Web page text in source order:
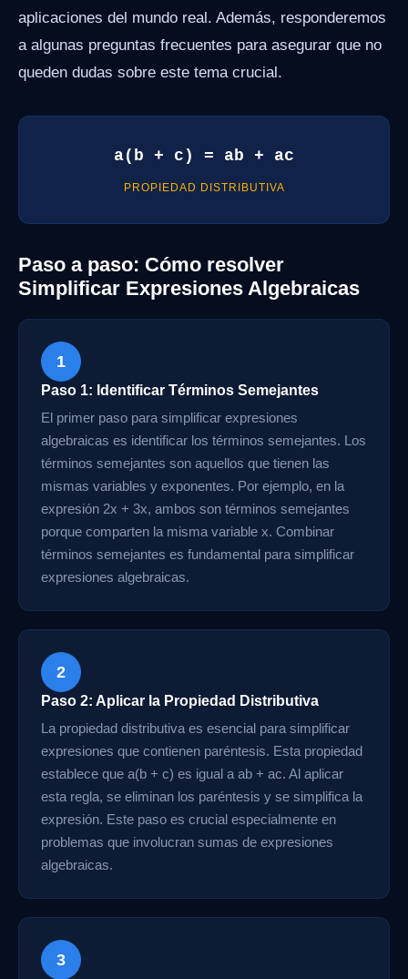
aplicaciones del mundo real. Además, responderemos
a algunas preguntas frecuentes para asegurar que no
queden dudas sobre este tema crucial.
a(b + c) = ab + ac
PROPIEDAD DISTRIBUTIVA
Paso a paso: Cómo resolver
Simplificar Expresiones Algebraicas
1
Paso 1: Identificar Términos Semejantes
El primer paso para simplificar expresiones
algebraicas es identificar los términos semejantes. Los
términos semejantes son aquellos que tienen las
mismas variables y exponentes. Por ejemplo, en la
expresión 2x + 3x, ambos son términos semejantes
porque comparten la misma variable x. Combinar
términos semejantes es fundamental para simplificar
expresiones algebraicas.
2
Paso 2: Aplicar la Propiedad Distributiva
La propiedad distributiva es esencial para simplificar
expresiones que contienen paréntesis. Esta propiedad
establece que a(b + c) es igual a ab + ac. Al aplicar
esta regla, se eliminan los paréntesis y se simplifica la
expresión. Este paso es crucial especialmente en
problemas que involucran sumas de expresiones
algebraicas.
3